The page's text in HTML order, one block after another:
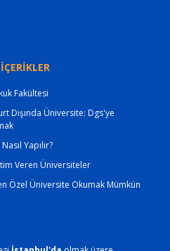
Fakültesi
Dışında Üniversite: Dgs'ye
Yapılır?
Veren Üniversiteler
Özel Üniversite Okumak Mümkün